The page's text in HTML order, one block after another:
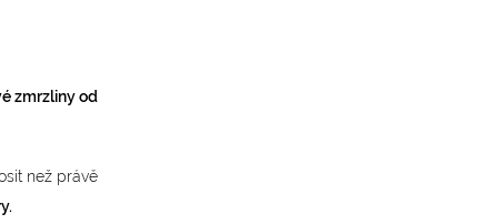
zmrzliny od
než právě